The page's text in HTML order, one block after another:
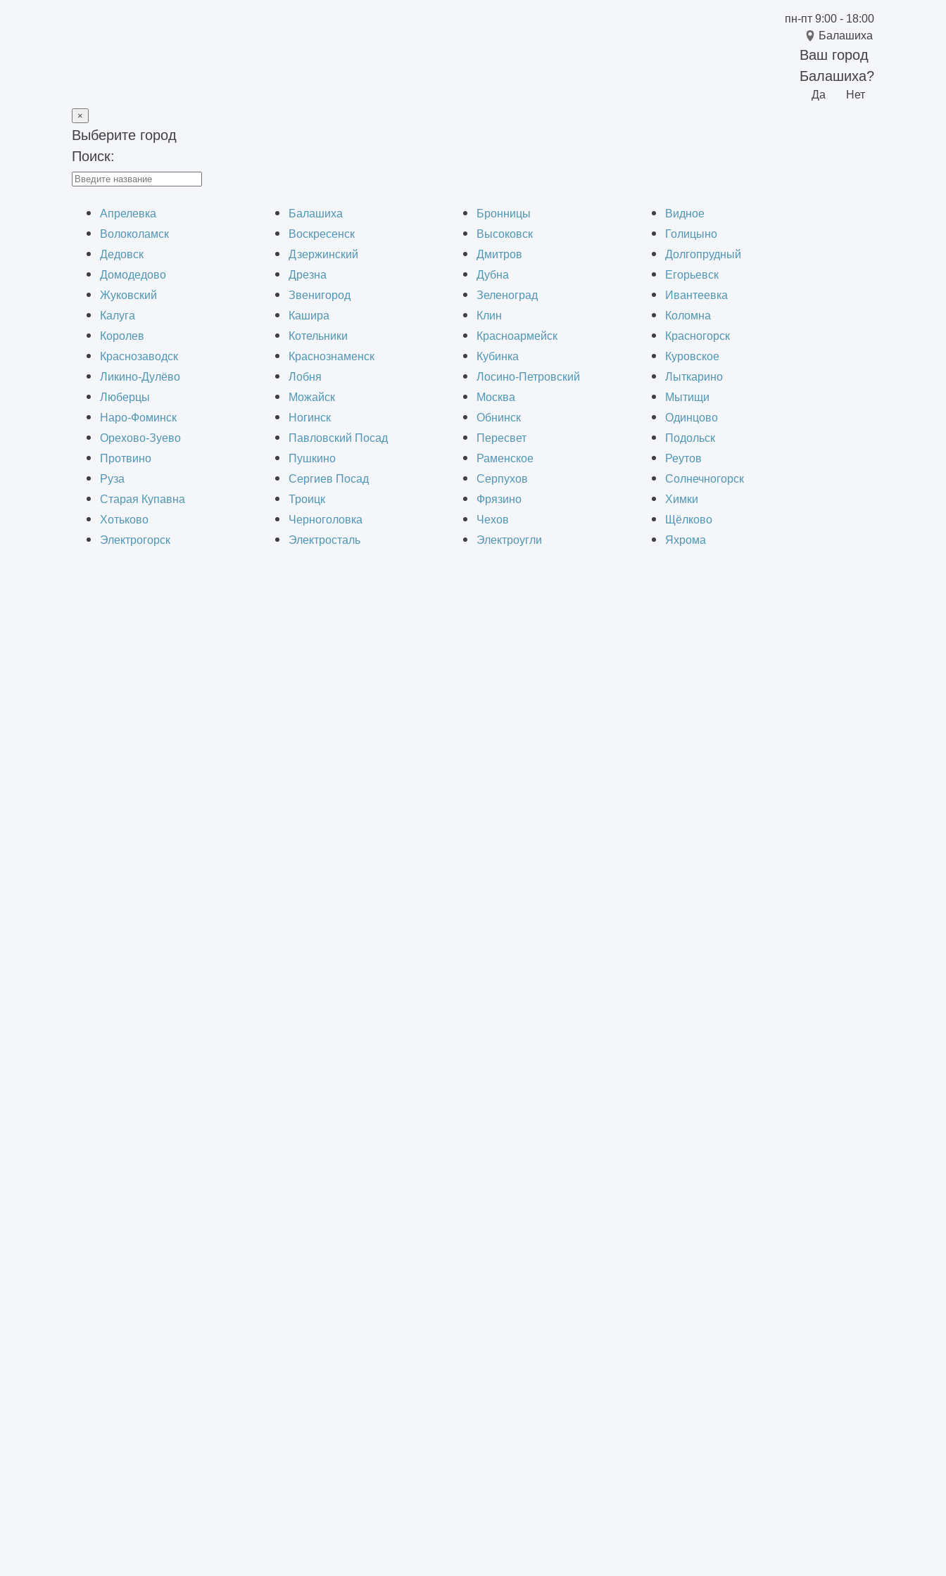
пн-пт 9:00 - 18:00
Балашиха
Ваш город
Балашиха?
Да Нет
×
Выберите город
Поиск:
Апрелевка Балашиха Бронницы
Видное
Волоколамск
Воскресенск Высоковск
Голицыно
Дедовск
Дзержинский Дмитров
Долгопрудный
Домодедово
Дрезна Дубна
Егорьевск
Жуковский
Звенигород Зеленоград
Ивантеевка
Калуга
Кашира Клин
Коломна
Королев
Котельники Красноармейск
Красногорск
Краснозаводск
Краснознаменск Кубинка
Куровское
Ликино-Дулёво
Лобня Лосино-Петровский
Лыткарино
Люберцы
Можайск Москва
Мытищи
Наро-Фоминск
Ногинск Обнинск
Одинцово
Орехово-Зуево
Павловский Посад Пересвет
Подольск
Протвино
Пушкино Раменское
Реутов
Руза
Сергиев Посад Серпухов
Солнечногорск
Старая Купавна
Троицк Фрязино
Химки
Хотьково
Черноголовка Чехов
Щёлково
Электрогорск
Электросталь Электроугли Яхрома
Главная>Блог>Дизайн-проект офиса
Дизайн-проект офиса
Дизайн интерьера офиса – это продумывание каждого квадратного сантиметра помещения, выполняя разбивку офиса
на функциональные зоны с определением их непосредственной структуры.
Детально продуманный дизайн-проект офиса в Балашихе
позволяет правильно распланировать пространство
помещения, найти равновесие между его эстетикой и функциональностью. Дизайн интерьера способствует лучшей
передаче философии компании, рассказывает о направлении деятельности и является эффективной рекламой.
Содержание статьи:
Цена за услугу
Разработка дизайн-проекта